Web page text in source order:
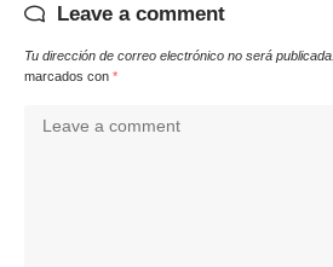
Leave a comment
Tu dirección de correo electrónico no será publicada.
marcados con *